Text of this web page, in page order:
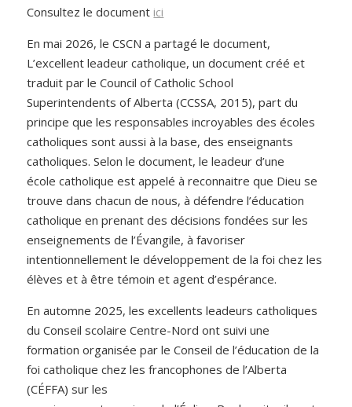
Consultez le document ici
En mai 2026, le CSCN a partagé le document,
L’excellent leadeur catholique, un document créé et
traduit par le Council of Catholic School
Superintendents of Alberta (CCSSA, 2015), part du
principe que les responsables incroyables des écoles
catholiques sont aussi à la base, des enseignants
catholiques. Selon le document, le leadeur d’une
école catholique est appelé à reconnaitre que Dieu se
trouve dans chacun de nous, à défendre l’éducation
catholique en prenant des décisions fondées sur les
enseignements de l’Évangile, à favoriser
intentionnellement le développement de la foi chez les
élèves et à être témoin et agent d’espérance.
En automne 2025, les excellents leadeurs catholiques
du Conseil scolaire Centre-Nord ont suivi une
formation organisée par le Conseil de l’éducation de la
foi catholique chez les francophones de l’Alberta
(CÉFFA) sur les